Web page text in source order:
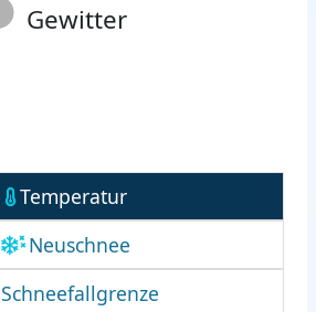
Gewitter
Temperatur
Neuschnee
Schneefallgrenze